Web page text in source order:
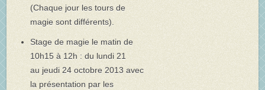
(Chaque jour les tours de
magie sont différents).
Stage de magie le matin de
10h15 à 12h : du lundi 21
au jeudi 24 octobre 2013 avec
la présentation par les